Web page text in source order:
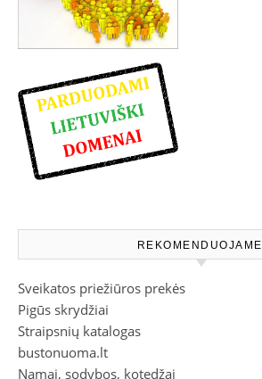
REKOMENDUOJAME
Sveikatos priežiūros prekės
Pigūs skrydžiai
Straipsnių katalogas
bustonuoma.lt
Namai, sodybos, kotedžai